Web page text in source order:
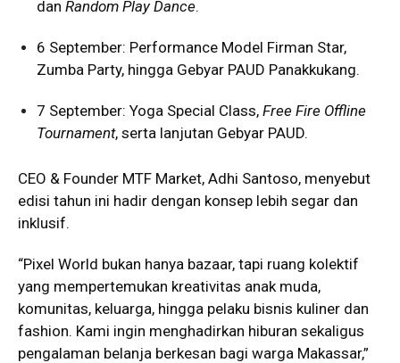
dan Random Play Dance.
6 September: Performance Model Firman Star,
Zumba Party, hingga Gebyar PAUD Panakkukang.
7 September: Yoga Special Class, Free Fire Offline
Tournament, serta lanjutan Gebyar PAUD.
CEO & Founder MTF Market, Adhi Santoso, menyebut
edisi tahun ini hadir dengan konsep lebih segar dan
inklusif.
“Pixel World bukan hanya bazaar, tapi ruang kolektif
yang mempertemukan kreativitas anak muda,
komunitas, keluarga, hingga pelaku bisnis kuliner dan
fashion. Kami ingin menghadirkan hiburan sekaligus
pengalaman belanja berkesan bagi warga Makassar,”